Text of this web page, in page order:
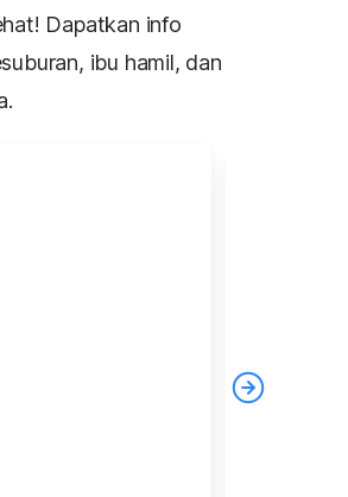
Dapatkan info
ibu hamil, dan